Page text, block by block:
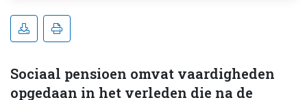
Sociaal pensioen omvat vaardigheden
opgedaan in het verleden die na de